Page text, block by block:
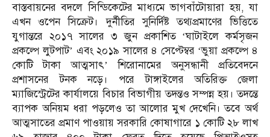
বাস্তবায়নের বদলে সিন্ডিকেটের মাধ্যমে ভাগবাঁটোয়ারা হয়, যা
এখন ওপেন সিক্রেট। দুর্নীতির সুনির্দিষ্ট তথ্যপ্রমাণের ভিত্তিতে
যুগান্তরে ২০১৭ সালের ৩ জুন প্রকাশিত ‘ঘাটাইলে কর্মসৃজন
প্রকল্পে লুটপাট’ এবং ২০১৯ সালের ৪ সেপ্টেম্বর ‘ভুয়া প্রকল্পে ৪
কোটি টাকা আত্মসাৎ’ শিরোনামের অনুসন্ধানী প্রতিবেদনে
প্রশাসনের টনক নড়ে। পরে টাঙ্গাইলের অতিরিক্ত জেলা
ম্যাজিস্ট্রেটের কার্যালয়ে বিচার বিভাগীয় তদন্তও সম্পন্ন হয়। তদন্তে
ব্যাপক অনিয়ম ধরা পড়লেও তা আলোর মুখ দেখেনি। তবে অর্থ
আত্মসাতের প্রমাণ পাওয়ায় সরকারি কোষাগারে ১ কোটি ২৮ লাখ